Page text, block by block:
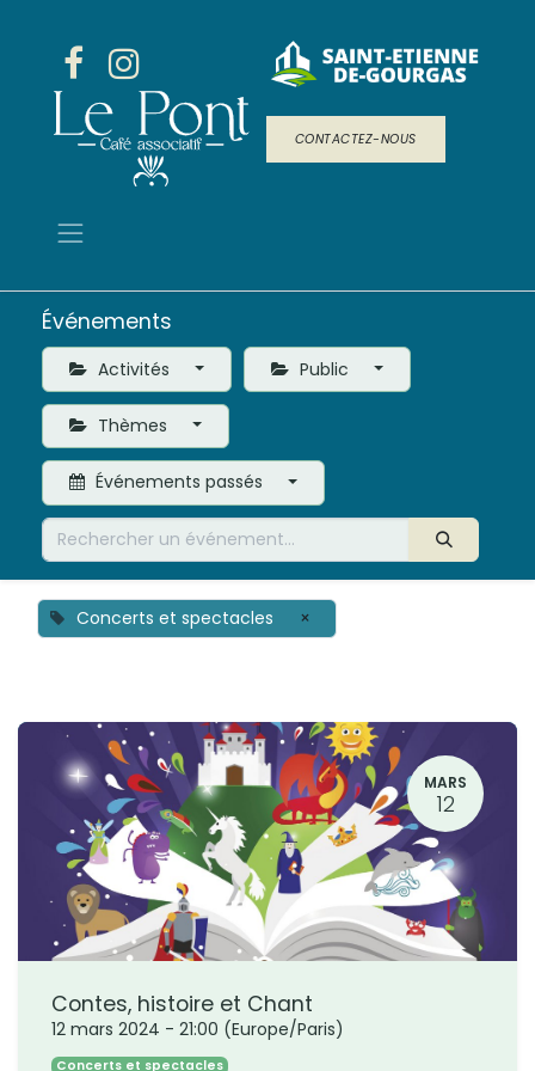
CONTACTEZ-NOUS
Événements
Activités Public
Thèmes
Événements passés
Concerts et spectacles ×
MARS
12
Contes, histoire et Chant
12 mars 2024 - 21:00 (Europe/Paris)
Concerts et spectacles